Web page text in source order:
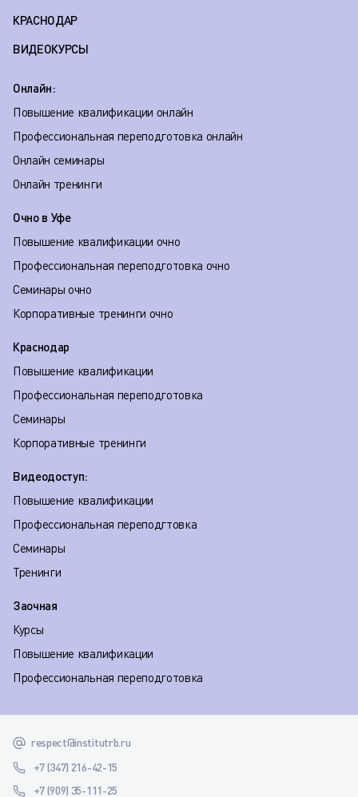
КРАСНОДАР
ВИДЕОКУРСЫ
Онлайн:
Повышение квалификации онлайн
Профессиональная переподготовка онлайн
Онлайн семинары
Онлайн тренинги
Очно в Уфе
Повышение квалификации очно
Профессиональная переподготовка очно
Семинары очно
Корпоративные тренинги очно
Краснодар
Повышение квалификации
Профессиональная переподготовка
Семинары
Корпоративные тренинги
Видеодоступ:
Повышение квалификации
Профессиональная переподгтовка
Семинары
Тренинги
Заочная
Курсы
Повышение квалификации
Профессиональная переподготовка
respect@institutrb.ru
+7 (347) 216-42-15
+7 (909) 35-111-25